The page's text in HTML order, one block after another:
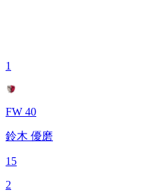
1
FW 40
鈴木 優磨
15
2